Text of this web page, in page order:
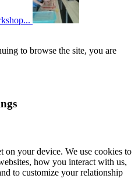
to browse the site, you are
on your device. We use cookies to
how you interact with us,
to customize your relationship